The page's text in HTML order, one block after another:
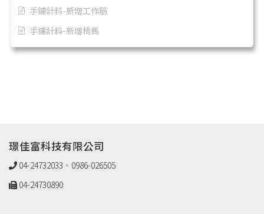
手鋪計料-新增工作筋
手鋪計料-新增椅馬
璟佳富科技有限公司
04-24732033、0986-026505
04-24730890